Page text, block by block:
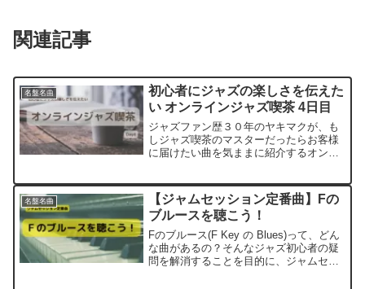
関連記事
名盤名曲
初心者にジャズの楽しさを伝えた
い オンラインジャズ喫茶 4日目
ジャズファン歴３０年のヤキマクが、も
しジャズ喫茶のマスターだったらお客様
に届けたい曲を気ままに紹介するオンラ
ジャズ初心者の方にジャズの魅力や楽し
さを伝えたいという想いで...
名盤名曲
【ジャムセッション定番曲】Fの
ブルースを聴こう！
Fのブルース(F Key の Blues)って、どん
な曲があるの？そんなジャズ初心者の疑
問を解消することを目的に、ジャムセッ